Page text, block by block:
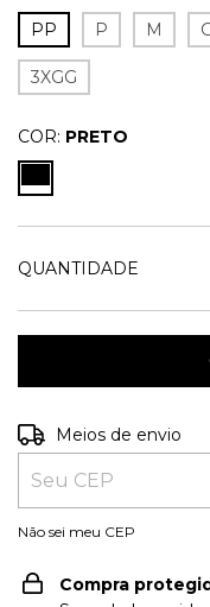
PP
P M
3XGG
COR: PRETO
QUANTIDADE
Entregas para o CEP:
Meios de envio
Não sei meu CEP
Compra